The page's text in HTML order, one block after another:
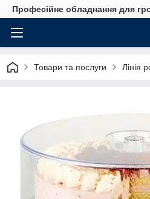
Професійне обладнання для
Товари та послуги Лінія